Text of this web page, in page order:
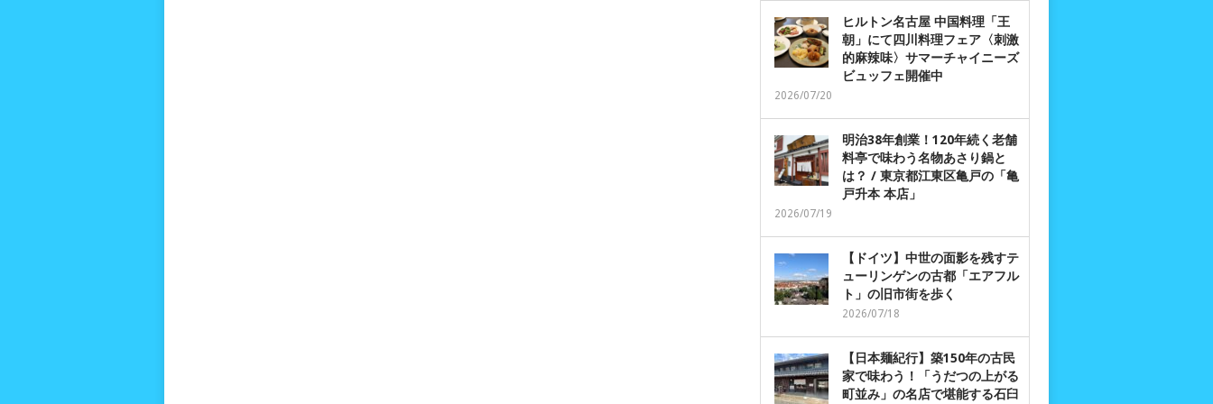
ヒルトン名古屋 中国料理「王
朝」にて四川料理フェア〈刺激
的麻辣味〉サマーチャイニーズ
ビュッフェ開催中
2026/07/20
明治38年創業！120年続く老舗
料亭で味わう名物あさり鍋と
は？ / 東京都江東区亀戸の「亀
戸升本 本店」
2026/07/19
【ドイツ】中世の面影を残すテ
ューリンゲンの古都「エアフル
ト」の旧市街を歩く
2026/07/18
【日本麺紀行】築150年の古民
家で味わう！「うだつの上がる
町並み」の名店で堪能する石臼